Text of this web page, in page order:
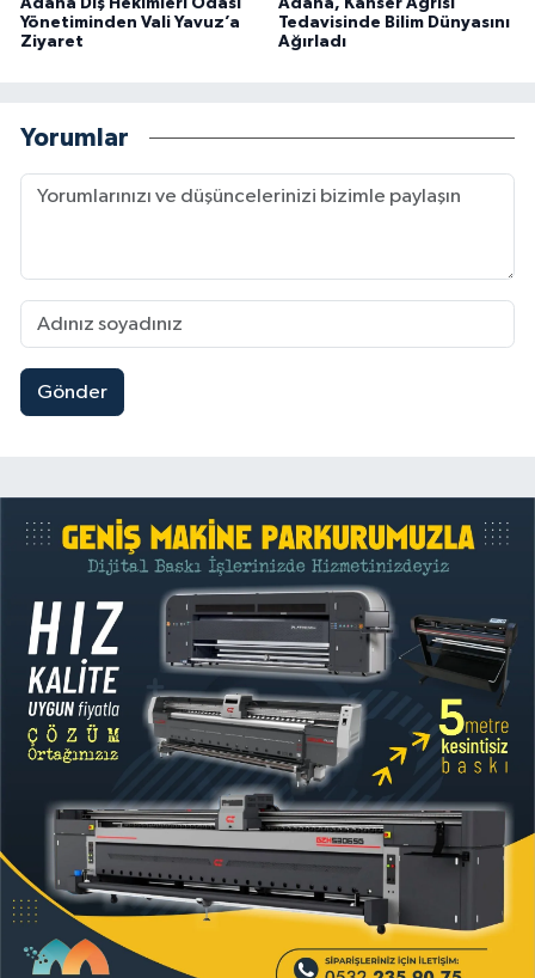
Adana Diş Hekimleri Odası
Yönetiminden Vali Yavuz’a
Ziyaret
Adana, Kanser Ağrısı
Tedavisinde Bilim Dünyasını
Ağırladı
Yorumlar
Gönder